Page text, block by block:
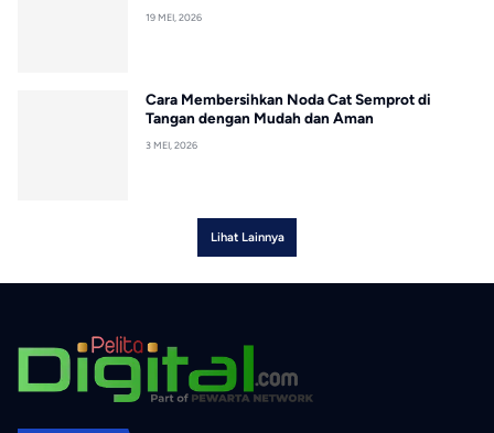
19 MEI, 2026
Cara Membersihkan Noda Cat Semprot di
Tangan dengan Mudah dan Aman
3 MEI, 2026
Lihat Lainnya